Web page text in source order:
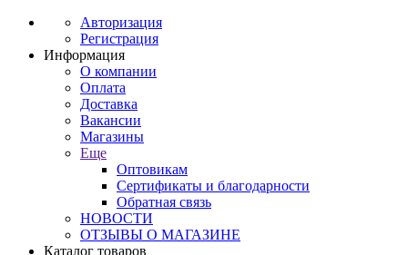
Авторизация
Регистрация
Информация
О компании
Оплата
Доставка
Вакансии
Магазины
Еще
Оптовикам
Сертификаты и благодарности
Обратная связь
НОВОСТИ
ОТЗЫВЫ О МАГАЗИНЕ
Каталог товаров